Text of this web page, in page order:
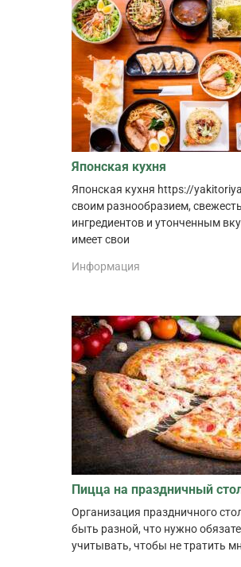
Японская кухня
Японская кухня https://
своим разнообразием,
ингредиентов и утонченным
имеет свои
Информация
Пицца на праздничный
Организация праздничного
быть разной, что нужно
учитывать, чтобы не тратить